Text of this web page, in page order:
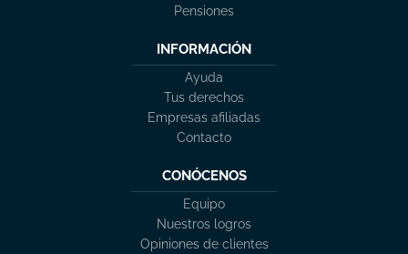
Pensiones
INFORMACIÓN
Ayuda
Tus derechos
Empresas afiliadas
Contacto
CONÓCENOS
Equipo
Nuestros logros
Opiniones de clientes